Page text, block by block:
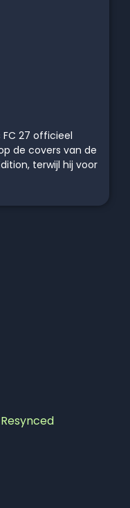
FC 27 officieel
de covers van de
terwijl hij voor